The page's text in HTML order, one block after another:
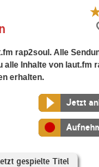
rap2soul. Alle
Inhalte von laut.fm
erhalten.
Jetzt
gespielte Titel